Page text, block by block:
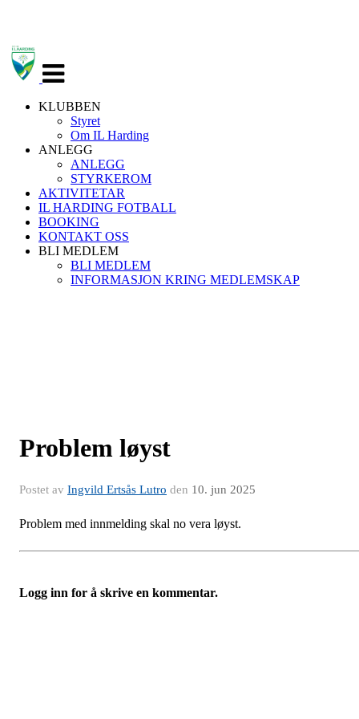
navigasjon
KLUBBEN
Styret
Om IL Harding
ANLEGG
ANLEGG
STYRKEROM
AKTIVITETAR
IL HARDING FOTBALL
BOOKING
KONTAKT OSS
BLI MEDLEM
BLI MEDLEM
INFORMASJON KRING MEDLEMSKAP
Problem løyst
Postet av Ingvild Ertsås Lutro den 10. jun 2025
Problem med innmelding skal no vera løyst.
Logg inn for å skrive en kommentar.